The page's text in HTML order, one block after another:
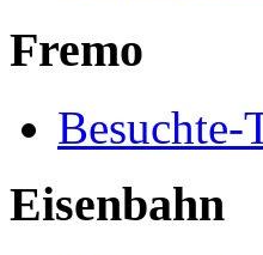
Fremo
Besuchte-
Eisenbahn